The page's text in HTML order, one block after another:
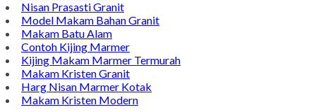
Produk Batu Nisan Marmer
Contoh Model Makam
Jual Nisan Murah
Nisan Prasasti Granit
Model Makam Bahan Granit
Makam Batu Alam
Contoh Kijing Marmer
Kijing Makam Marmer Termurah